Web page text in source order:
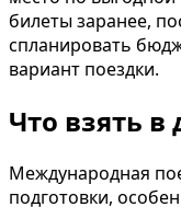
билеты заранее,
спланировать
вариант поездки.
Что взять в
Международная
подготовки,